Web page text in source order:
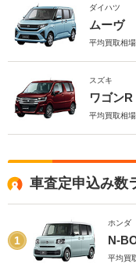
ダイハツ
ムーヴ
平均買取相場
スズキ
ワゴンR
平均買取相場
車査定申込み数
1
ホンダ
N-
平均買